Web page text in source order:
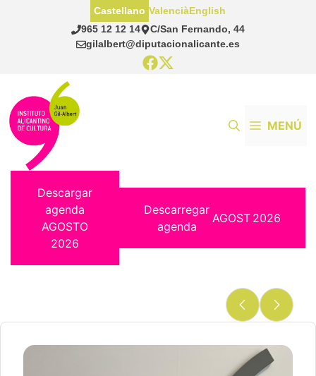
965 12 12 14
C/San Fernando, 44
gilalbert@diputacionalicante.es
Castellano ValenciàEnglish
MENÚ
Descargar
agenda
AGOSTO
2026
Descarregar
agenda
AGOST 2026